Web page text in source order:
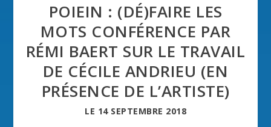
POIEIN : (DÉ)FAIRE LES
MOTS CONFÉRENCE PAR
RÉMI BAERT SUR LE TRAVAIL
DE CÉCILE ANDRIEU (EN
PRÉSENCE DE L’ARTISTE)
LE 14 SEPTEMBRE 2018